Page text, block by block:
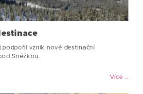
podpořil vznik nové destinační
Sněžkou.
Více …